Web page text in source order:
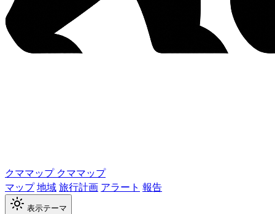
クママップ クママップ
マップ地域旅行計画 アラート 報告
表示テーマ